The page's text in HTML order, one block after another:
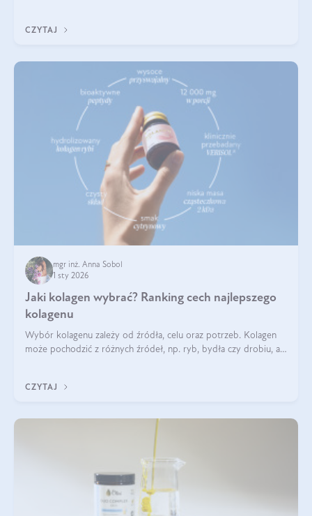
CZYTAJ
mgr inż. Anna Sobol
1 sty 2026
Jaki kolagen wybrać? Ranking cech najlepszego
kolagenu
Wybór kolagenu zależy od źródła, celu oraz potrzeb. Kolagen
może pochodzić z różnych źródeł, np. ryb, bydła czy drobiu, a
bydlęcy.
CZYTAJ